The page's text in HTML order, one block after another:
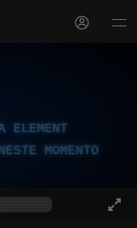
ELEMENT
MOMENTO